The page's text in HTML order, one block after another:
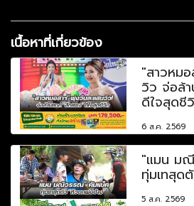
เนื้อหาที่เกี่ยวข้อง
"สาวหม
วิว จ่อล้
ดีใจสุดชี
6 ส.ค. 2569
"แมน ม
ทุ่มเทสุด
5 ส.ค. 2569